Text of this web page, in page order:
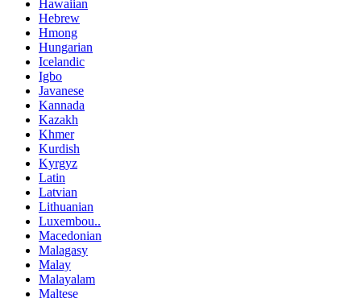
Hawaiian
Hebrew
Hmong
Hungarian
Icelandic
Igbo
Javanese
Kannada
Kazakh
Khmer
Kurdish
Kyrgyz
Latin
Latvian
Lithuanian
Luxembou..
Macedonian
Malagasy
Malay
Malayalam
Maltese